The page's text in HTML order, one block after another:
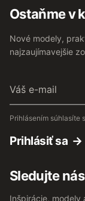
Ostaňme v
Nové modely,
najzaujímavejšie
e-
mail
Prihlásením súhlasíte
Prihlásiť sa
Sledujte nás
Inšpirácie, modely